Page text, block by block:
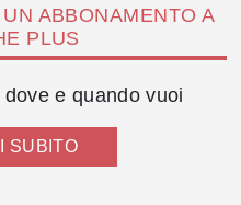
ABBONAMENTO A
PLUS
e quando vuoi
SUBITO